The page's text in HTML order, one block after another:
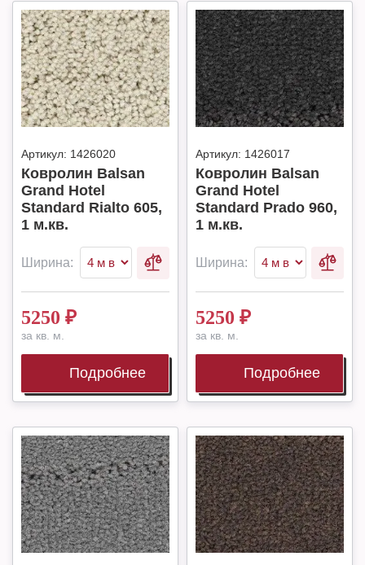
Артикул: 1426020
Ковролин Balsan
Grand Hotel
Standard Rialto 605,
1 м.кв.
Ширина:
5250 ₽
за кв. м.
Подробнее
Артикул: 1426017
Ковролин Balsan
Grand Hotel
Standard Prado 960,
1 м.кв.
Ширина:
5250 ₽
за кв. м.
Подробнее